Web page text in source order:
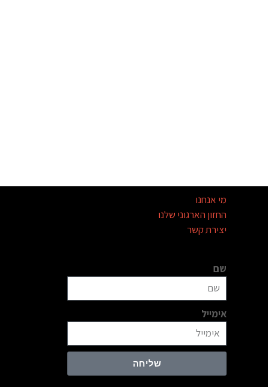
מי אנחנו
החזון הארגוני שלנו
יצירת קשר
שם
אימייל
שליחה